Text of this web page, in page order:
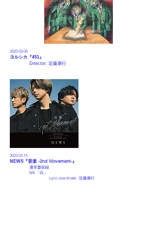
2023.03.08
ヨルシカ『451』
Director: 近藤康行
2023.03.15
NEWS 『音楽 -2nd Movement-』
通常盤収録
M6 「白」
Lyric coordinate : 近藤康行